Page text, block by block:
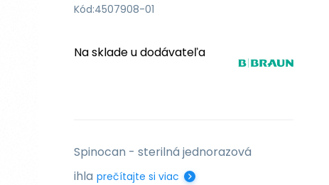
Kód:4507908-01
Na sklade u dodávateľa
Spinocan - sterilná jednorazová
ihla prečítajte si viac